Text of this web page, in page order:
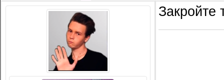
Закройте